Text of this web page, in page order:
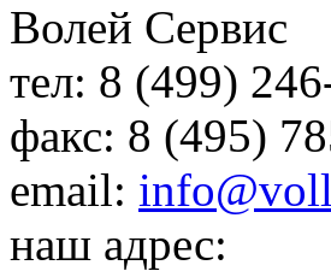
Волей Сервис
тел: 8 (499)
факс: 8 (495)
email:
наш адрес: